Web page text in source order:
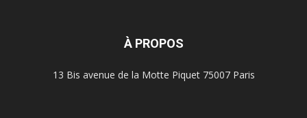
À PROPOS
13 Bis avenue de la Motte Piquet 75007 Paris